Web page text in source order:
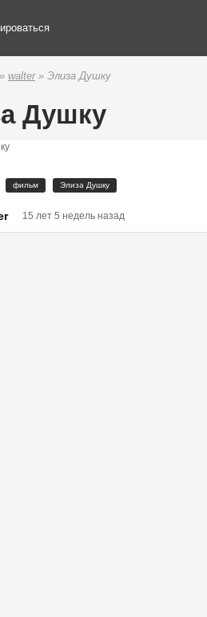
» walter» Элиза Душку
Душку
фильм Элиза Душку
15 лет 5 недель назад